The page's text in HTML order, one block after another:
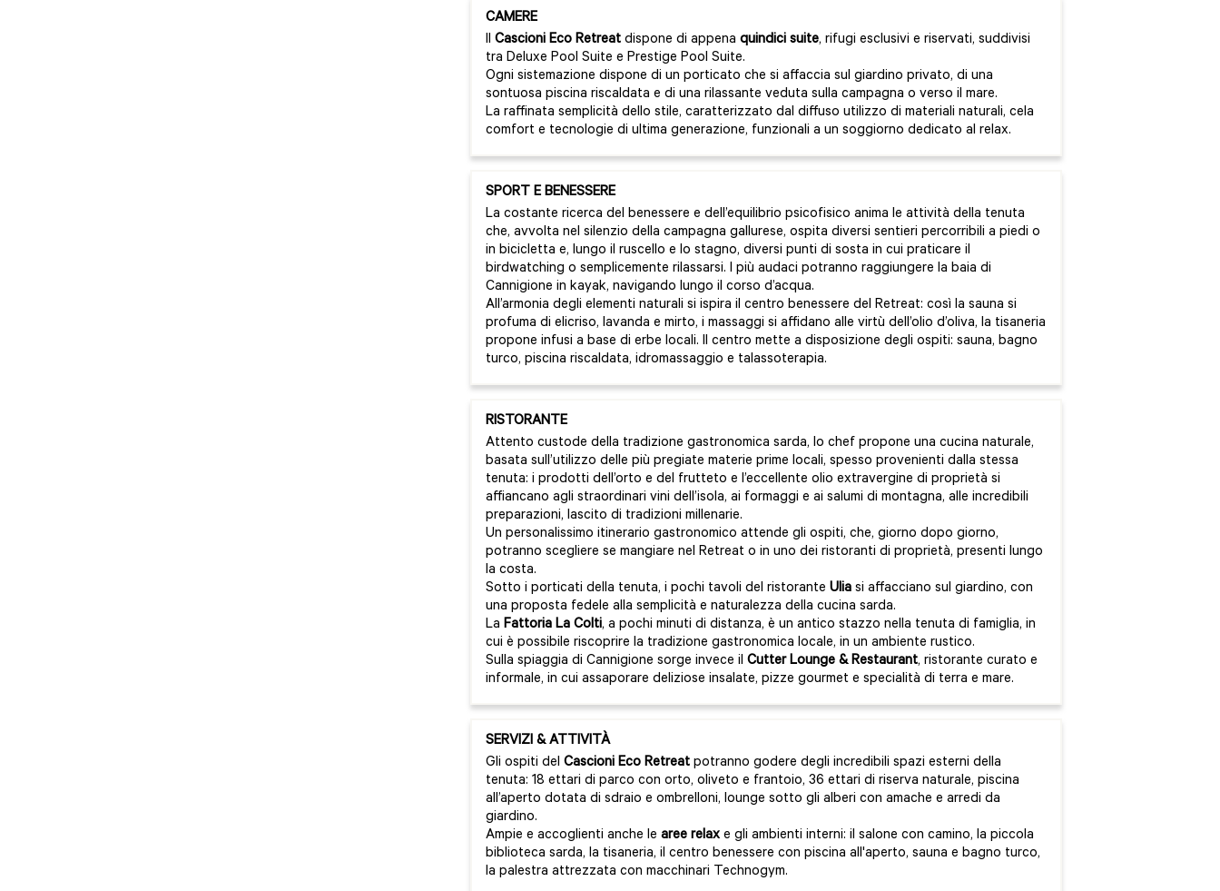
CAMERE
Il Cascioni Eco Retreat dispone di appena quindici suite, rifugi esclusivi e riservati, suddivisi
tra Deluxe Pool Suite e Prestige Pool Suite.
Ogni sistemazione dispone di un porticato che si affaccia sul giardino privato, di una
sontuosa piscina riscaldata e di una rilassante veduta sulla campagna o verso il mare.
La raffinata semplicità dello stile, caratterizzato dal diffuso utilizzo di materiali naturali, cela
comfort e tecnologie di ultima generazione, funzionali a un soggiorno dedicato al relax.
SPORT E BENESSERE
La costante ricerca del benessere e dell’equilibrio psicofisico anima le attività della tenuta
che, avvolta nel silenzio della campagna gallurese, ospita diversi sentieri percorribili a piedi o
in bicicletta e, lungo il ruscello e lo stagno, diversi punti di sosta in cui praticare il
birdwatching o semplicemente rilassarsi. I più audaci potranno raggiungere la baia di
Cannigione in kayak, navigando lungo il corso d’acqua.
All’armonia degli elementi naturali si ispira il centro benessere del Retreat: così la sauna si
profuma di elicriso, lavanda e mirto, i massaggi si affidano alle virtù dell’olio d’oliva, la tisaneria
propone infusi a base di erbe locali. Il centro mette a disposizione degli ospiti: sauna, bagno
turco, piscina riscaldata, idromassaggio e talassoterapia.
RISTORANTE
Attento custode della tradizione gastronomica sarda, lo chef propone una cucina naturale,
basata sull’utilizzo delle più pregiate materie prime locali, spesso provenienti dalla stessa
tenuta: i prodotti dell’orto e del frutteto e l’eccellente olio extravergine di proprietà si
affiancano agli straordinari vini dell’isola, ai formaggi e ai salumi di montagna, alle incredibili
preparazioni, lascito di tradizioni millenarie.
Un personalissimo itinerario gastronomico attende gli ospiti, che, giorno dopo giorno,
potranno scegliere se mangiare nel Retreat o in uno dei ristoranti di proprietà, presenti lungo
la costa.
Sotto i porticati della tenuta, i pochi tavoli del ristorante Ulia si affacciano sul giardino, con
una proposta fedele alla semplicità e naturalezza della cucina sarda.
La Fattoria La Colti, a pochi minuti di distanza, è un antico stazzo nella tenuta di famiglia, in
cui è possibile riscoprire la tradizione gastronomica locale, in un ambiente rustico.
Sulla spiaggia di Cannigione sorge invece il Cutter Lounge & Restaurant, ristorante curato e
informale, in cui assaporare deliziose insalate, pizze gourmet e specialità di terra e mare.
SERVIZI & ATTIVITÀ
Gli ospiti del Cascioni Eco Retreat potranno godere degli incredibili spazi esterni della
tenuta: 18 ettari di parco con orto, oliveto e frantoio, 36 ettari di riserva naturale, piscina
all’aperto dotata di sdraio e ombrelloni, lounge sotto gli alberi con amache e arredi da
giardino.
Ampie e accoglienti anche le aree relax e gli ambienti interni: il salone con camino, la piccola
biblioteca sarda, la tisaneria, il centro benessere con piscina all'aperto, sauna e bagno turco,
la palestra attrezzata con macchinari Technogym.